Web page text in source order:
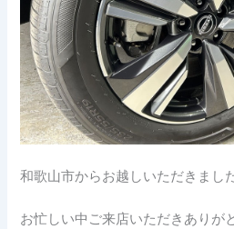
和歌山市からお越しいただきまし
お忙しい中ご来店いただきありが